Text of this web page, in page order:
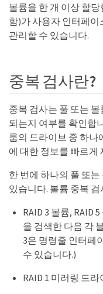
볼륨을 한 개 이상 할
함)가 사용자 인터페
관리할 수 있습니다.
중복 검사란?
중복 검사는 풀 또는
되는지 여부를 확인합
룹의 드라이브 중 하나
에 대한 정보를 빠르게
한 번에 하나의 풀 또
있습니다. 볼륨 중복
RAID 3 볼륨, RAID
을 검색한 다음 각
3은 명령줄 인터페
수 있습니다.)
RAID 1 미러링 드